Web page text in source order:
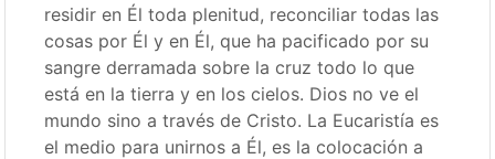
residir en Él toda plenitud, reconciliar todas las
cosas por Él y en Él, que ha pacificado por su
sangre derramada sobre la cruz todo lo que
está en la tierra y en los cielos. Dios no ve el
mundo sino a través de Cristo. La Eucaristía es
el medio para unirnos a Él, es la colocación a